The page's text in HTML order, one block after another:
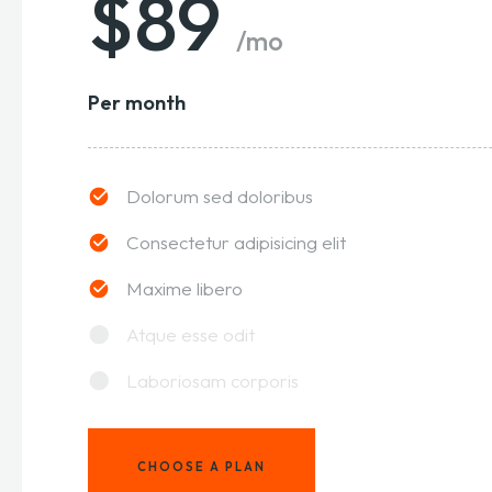
$89 /mo
Per month
Dolorum sed doloribus
Consectetur adipisicing elit
Maxime libero
Atque esse odit
Laboriosam corporis
CHOOSE A PLAN